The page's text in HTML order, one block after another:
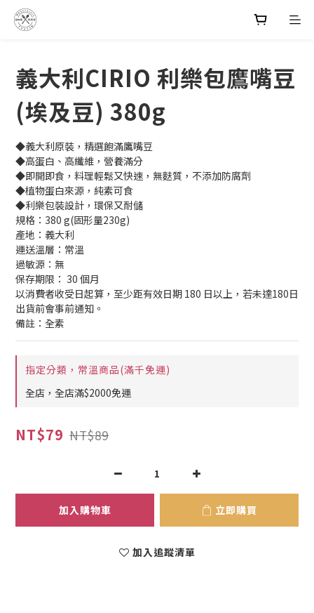
義大利CIRIO 利樂包鷹嘴豆
(埃及豆) 380g
◆義大利原裝，精選飽滿鷹嘴豆
◆高蛋白、高纖維，營養滿分
◆即開即食，料理輕鬆又快速，無麩質，不添加防腐劑
◆植物蛋白來源，純素可食
◆利樂包裝設計，環保又耐儲
規格：380 g(固形量230g)
產地：義大利
運送溫層：常溫
過敏源：無
保存期限： 30 個月
以消費者收受日起算，至少距有效日期 180 日以上，若未達180日
出貨前會事前通知。
備註：全素
指定分類，常溫商品(滿千免運)
全店，全店滿$2000免運
NT$79 NT$89
加入購物車 立即購買
加入追蹤清單